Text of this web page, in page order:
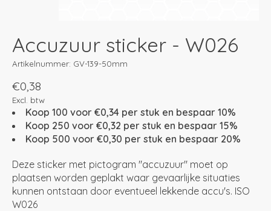
Accuzuur sticker - W026
Artikelnummer: GV-139-50mm
€0,38
Excl. btw
Koop 100 voor €0,34 per stuk en bespaar 10%
Koop 250 voor €0,32 per stuk en bespaar 15%
Koop 500 voor €0,30 per stuk en bespaar 20%
Deze sticker met pictogram "accuzuur" moet op
plaatsen worden geplakt waar gevaarlijke situaties
kunnen ontstaan door eventueel lekkende accu's. ISO
W026